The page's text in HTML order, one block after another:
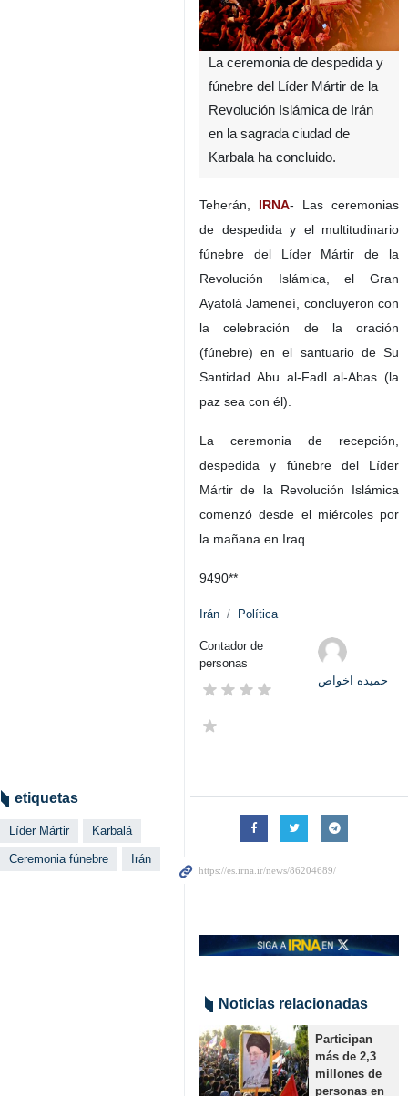
La ceremonia de despedida y
fúnebre del Líder Mártir de la
Revolución Islámica de Irán
en la sagrada ciudad de
Karbala ha concluido.
Teherán, IRNA- Las ceremonias
de despedida y el multitudinario
fúnebre del Líder Mártir de la
Revolución Islámica, el Gran
Ayatolá Jameneí, concluyeron con
la celebración de la oración
(fúnebre) en el santuario de Su
Santidad Abu al-Fadl al-Abas (la
paz sea con él).
La ceremonia de recepción,
despedida y fúnebre del Líder
Mártir de la Revolución Islámica
comenzó desde el miércoles por
la mañana en Iraq.
9490**
Irán Política
Contador de
personas
حمیده اخواص
etiquetas
Líder Mártir Karbalá
Ceremonia fúnebre Irán
Noticias relacionadas
Participan
más de 2,3
millones de
personas en